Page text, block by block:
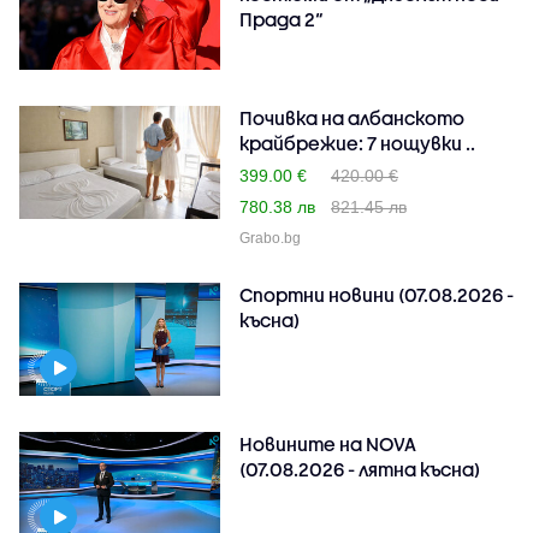
Прада 2“
Почивка на албанското
крайбрежие: 7 нощувки ..
399.00 €
420.00 €
780.38 лв
821.45 лв
Grabo.bg
Спортни новини (07.08.2026 -
късна)
Новините на NOVA
(07.08.2026 - лятна късна)